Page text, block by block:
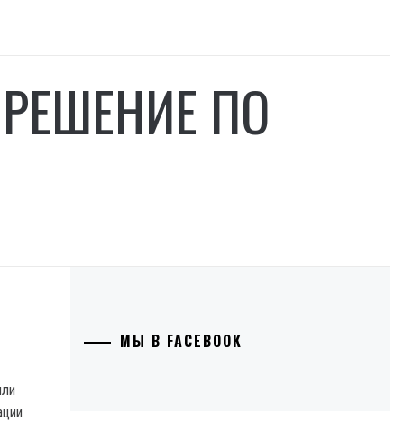
ПО
МЫ В FACEBOOK